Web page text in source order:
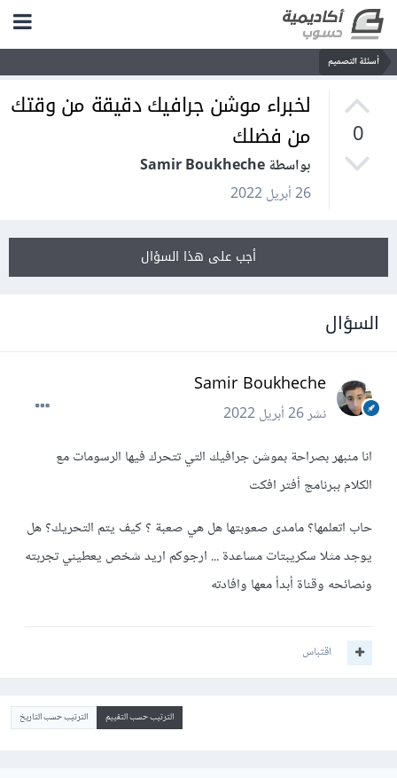
أسئلة التصميم
0
لخبراء موشن جرافيك دقيقة من وقتك
من فضلك
بواسطة Samir Boukheche
26 أبريل 2022
أجب على هذا السؤال
السؤال
Samir Boukheche
نشر26 أبريل 2022
انا منبهر بصراحة بموشن جرافيك التي تتحرك فيها الرسومات مع
الكلام ببرنامج أفتر افكت
حاب اتعلمها؟ مامدى صعوبتها هل هي صعبة ؟ كيف يتم التحريك؟ هل
يوجد مثلا سكريبتات مساعدة ... ارجوكم اريد شخص يعطيني تجربته
ونصائحه وقناة أبدأ معها وافادته
اقتباس
الترتيب حسب التقييم الترتيب حسب التاريخ